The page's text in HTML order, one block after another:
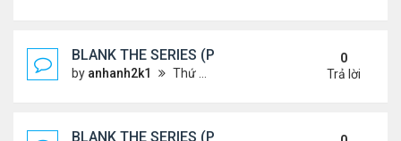
BLANK THE SERIES (PHẦN 2)
by anhanh2k1 Thứ 7 Tháng 5 25, 2024 1:51 am
0
Trả lời
BLANK THE SERIES (PHẦN 2)